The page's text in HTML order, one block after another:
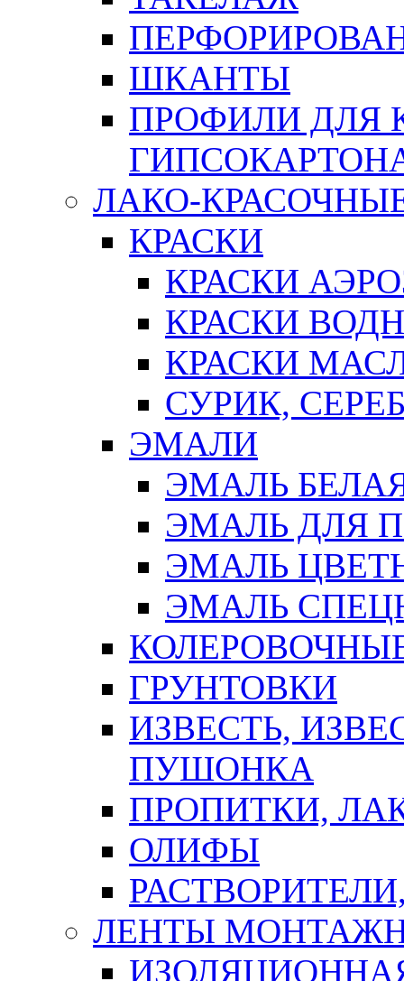
ШКАНТЫ
ПРОФИЛИ ДЛЯ
ЛАКО-
КРАСКИ
КРАСКИ
КРАСКИ
КРАСКИ
СУРИК,
ЭМАЛИ
ЭМАЛЬ
ЭМАЛЬ ДЛЯ
ЭМАЛЬ
ЭМАЛЬ
ГРУНТОВКИ
ИЗВЕСТЬ,
ПУШОНКА
ПРОПИТКИ,
ОЛИФЫ
ЛЕНТЫ